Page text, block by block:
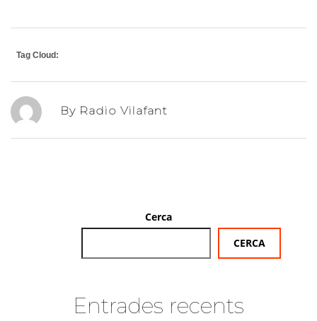
Tag Cloud:
By Radio Vilafant
Cerca
CERCA
Entrades recents